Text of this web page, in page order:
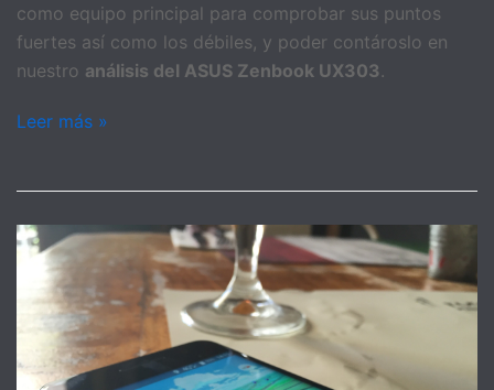
como equipo principal para comprobar sus puntos
fuertes así como los débiles, y poder contároslo en
nuestro análisis del ASUS Zenbook UX303.
Leer más »